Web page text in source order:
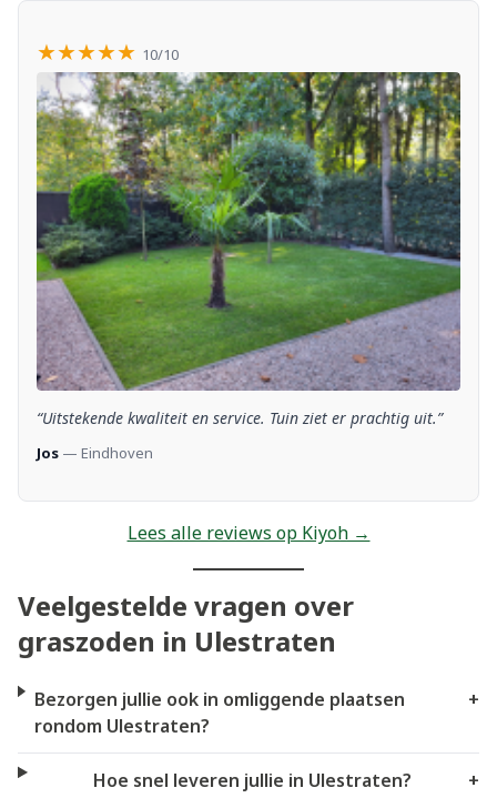
★★★★★ 10/10
“Uitstekende kwaliteit en service. Tuin ziet er prachtig uit.”
Jos — Eindhoven
Lees alle reviews op Kiyoh →
Veelgestelde vragen over
graszoden in Ulestraten
Bezorgen jullie ook in omliggende plaatsen
rondom Ulestraten?
+
Hoe snel leveren jullie in Ulestraten? +